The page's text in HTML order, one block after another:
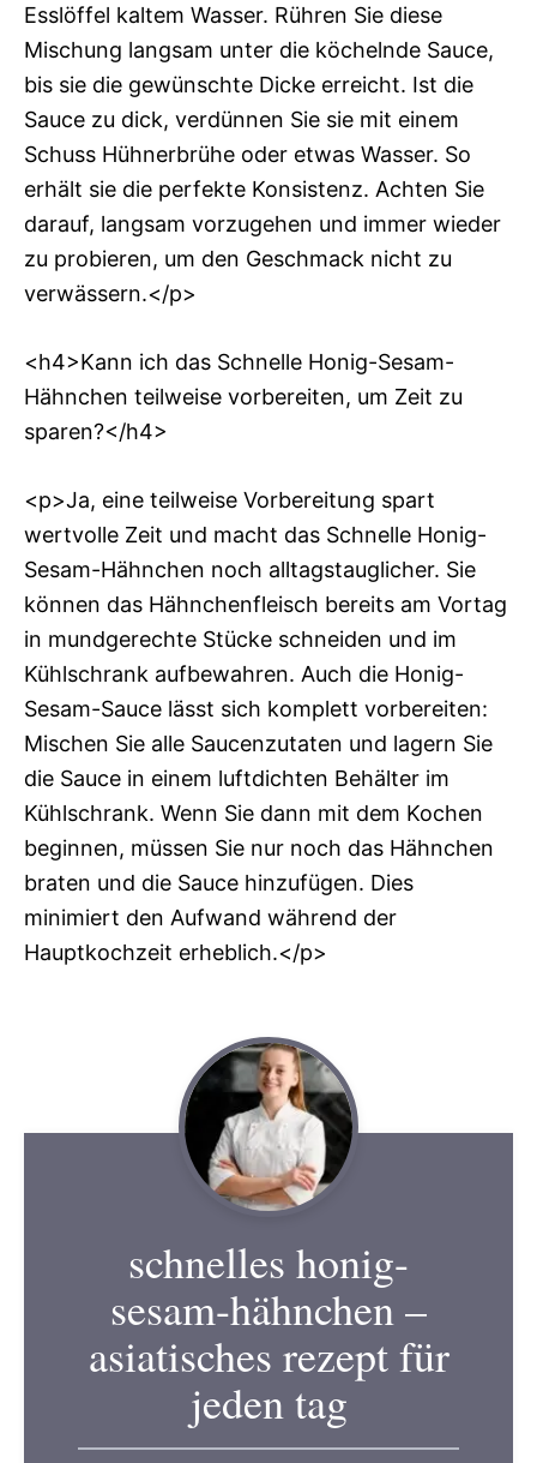
Esslöffel kaltem Wasser. Rühren Sie diese
Mischung langsam unter die köchelnde Sauce,
bis sie die gewünschte Dicke erreicht. Ist die
Sauce zu dick, verdünnen Sie sie mit einem
Schuss Hühnerbrühe oder etwas Wasser. So
erhält sie die perfekte Konsistenz. Achten Sie
darauf, langsam vorzugehen und immer wieder
zu probieren, um den Geschmack nicht zu
verwässern.</p>
<h4>Kann ich das Schnelle Honig-Sesam-
Hähnchen teilweise vorbereiten, um Zeit zu
sparen?</h4>
<p>Ja, eine teilweise Vorbereitung spart
wertvolle Zeit und macht das Schnelle Honig-
Sesam-Hähnchen noch alltagstauglicher. Sie
können das Hähnchenfleisch bereits am Vortag
in mundgerechte Stücke schneiden und im
Kühlschrank aufbewahren. Auch die Honig-
Sesam-Sauce lässt sich komplett vorbereiten:
Mischen Sie alle Saucenzutaten und lagern Sie
die Sauce in einem luftdichten Behälter im
Kühlschrank. Wenn Sie dann mit dem Kochen
beginnen, müssen Sie nur noch das Hähnchen
braten und die Sauce hinzufügen. Dies
minimiert den Aufwand während der
Hauptkochzeit erheblich.</p>
schnelles honig-
sesam-hähnchen –
asiatisches rezept für
jeden tag